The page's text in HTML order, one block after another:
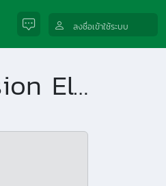
ลงชื่อเข้าใช้ระบบ
Atomic Structure Investigation by Advanced Transmission Electron Microscopy of AlxCrFeNiCu Alloys